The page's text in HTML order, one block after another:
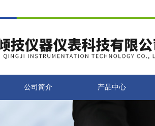
公司简介 产品中心